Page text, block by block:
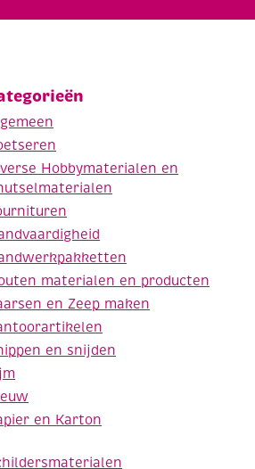
Hobbymaterialen en
materialen en producten
en Zeep maken
en snijden
en Karton